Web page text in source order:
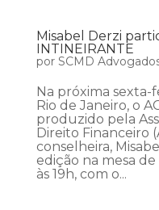
Misabel Derzi
INTINEIRANTE
por SCMD
Na próxima sexta-
Rio de Janeiro, o
produzido pela
Direito Financeiro
conselheira,
edição na mesa
às 19h, com o...